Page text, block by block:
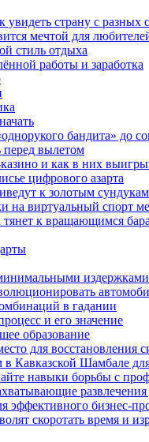
страну с разных
мечтой для
стиль отдыха
работы и заработка
бандита» до
вылетом
и как в них
цифрового азарта
к золотым
на виртуальный спорт
тянет к вращающимся
издержками
в гадании
и его значение
образование
для восстановления
Кавказской Шамбале
навыки борьбы с
развлечения
эффективного бизнес-
скоротать время и